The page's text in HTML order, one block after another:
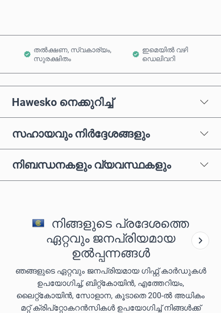
തൽക്ഷണ, സ്വകാര്യം,
സുരക്ഷിതം
ഇമെയിൽ വഴി
ഡെലിവറി
Hawesko നെക്കുറിച്ച്
സഹായവും നിർദ്ദേശങ്ങളും
നിബന്ധനകളും വ്യവസ്ഥകളും
നിങ്ങളുടെ പ്രദേശത്തെ
ഏറ്റവും ജനപ്രിയമായ
ഉൽപ്പന്നങ്ങൾ
ഞങ്ങളുടെ ഏറ്റവും ജനപ്രിയമായ ഗിഫ്റ്റ് കാർഡുകൾ
ഉപയോഗിച്ച്, ബിറ്റ്കോയിൻ, എത്തേറിയം,
ലൈറ്റ്കോയിൻ, സോളാന, കൂടാതെ 200-ൽ അധികം
മറ്റ് ക്രിപ്‌റ്റോകറൻസികൾ ഉപയോഗിച്ച് നിങ്ങൾക്ക്